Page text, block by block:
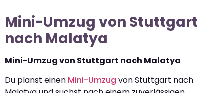
Mini-Umzug von Stuttgart
nach Malatya
Mini-Umzug von Stuttgart nach Malatya
Du planst einen Mini-Umzug von Stuttgart nach